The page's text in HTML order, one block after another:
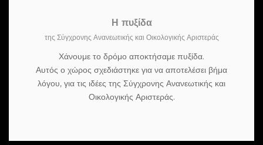
Η πυξίδα
της Σύγχρονης Ανανεωτικής και Οικολογικής Αριστεράς
Χάνουμε το δρόμο αποκτήσαμε πυξίδα.
Αυτός ο χώρος σχεδιάστηκε για να αποτελέσει βήμα
λόγου, για τις ιδέες της Σύγχρονης Ανανεωτικής και
Οικολογικής Αριστεράς.